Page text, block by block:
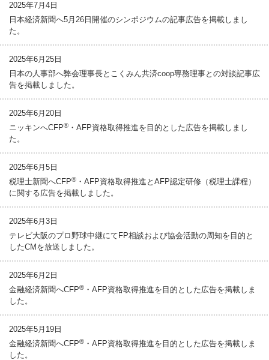
2025年7月4日
日本経済新聞へ5月26日開催のシンポジウムの記事広告を掲載しまし
た。
2025年6月25日
日本の人事部へ弊会理事長とこくみん共済coop専務理事との対談記事広
告を掲載しました。
2025年6月20日
ニッキンへCFP® ・AFP資格取得推進を目的とした広告を掲載しまし
た。
2025年6月5日
税理士新聞へCFP® ・AFP資格取得推進とAFP認定研修（税理士課程）
に関する広告を掲載しました。
2025年6月3日
テレビ大阪のプロ野球中継にてFP相談および協会活動の周知を目的と
したCMを放送しました。
2025年6月2日
金融経済新聞へCFP® ・AFP資格取得推進を目的とした広告を掲載しま
した。
2025年5月19日
金融経済新聞へCFP® ・AFP資格取得推進を目的とした広告を掲載しま
した。